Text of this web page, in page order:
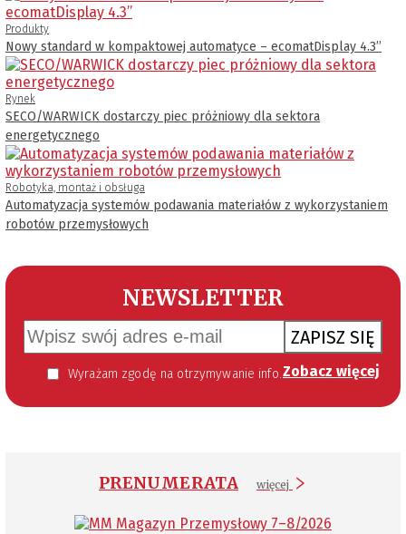
Produkty
Nowy standard w kompaktowej automatyce – ecomatDisplay 4.3’’
Rynek
SECO/WARWICK dostarczy piec próżniowy dla sektora
energetycznego
Robotyka, montaż i obsługa
Automatyzacja systemów podawania materiałów z wykorzystaniem
robotów przemysłowych
NEWSLETTER
ZAPISZ SIĘ
Wyrażam zgodę na otrzymywanie informacji handlowej kierowanej do mnie za pomocą środków komunikacji elektronicznej w szczególności poczty elektronicznej zgodnie z przepisem art. 10 ust 2 ustawy z dnia 18 lipca 2002 roku o świadczeniu usług drogą elektroniczną (Dz. U. 144 z 2002 r. poz. 1204). Zgoda jest dobrowolna, jednak jej wyrażenie jest konieczne, aby otrzymywać newsletter. Zobacz więcej
PRENUMERATA więcej